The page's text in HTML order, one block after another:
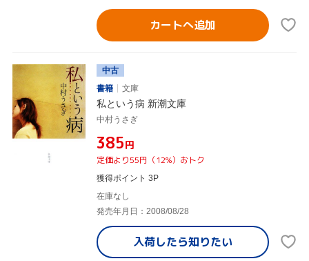
カートへ追加
中古
書籍
文庫
私という病 新潮文庫
中村うさぎ
¥385円
定価より55円（12%）おトク
獲得ポイント 3P
在庫なし
発売年月日：2008/08/28
入荷したら知りたい